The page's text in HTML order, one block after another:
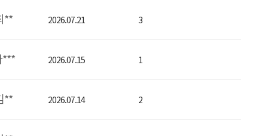
** 2026.07.21 3
2026.07.15 1
** 2026.07.14 2